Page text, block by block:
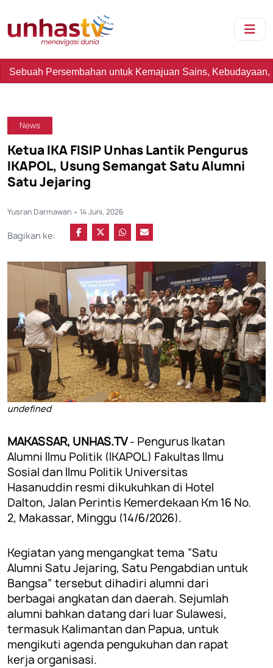
untuk Kemajuan Sains, Kebudayaan, dan Kemanusiaan
News
Ketua IKA FISIP Unhas Lantik Pengurus
IKAPOL, Usung Semangat Satu Alumni
Satu Jejaring
Yusran Darmawan • 14 Juni, 2026
Bagikan ke:
undefined
MAKASSAR, UNHAS.TV- Pengurus Ikatan
Alumni Ilmu Politik (IKAPOL) Fakultas Ilmu
Sosial dan Ilmu Politik Universitas
Hasanuddin resmi dikukuhkan di Hotel
Dalton, Jalan Perintis Kemerdekaan Km 16 No.
2, Makassar, Minggu (14/6/2026).
Kegiatan yang mengangkat tema “Satu
Alumni Satu Jejaring, Satu Pengabdian untuk
Bangsa” tersebut dihadiri alumni dari
berbagai angkatan dan daerah. Sejumlah
alumni bahkan datang dari luar Sulawesi,
termasuk Kalimantan dan Papua, untuk
mengikuti agenda pengukuhan dan rapat
kerja organisasi.